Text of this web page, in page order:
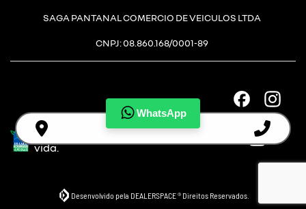
WhatsApp
SAGA PANTANAL COMERCIO DE VEICULOS LTDA
CNPJ: 08.860.168/0001-89
Desacelere. Seu bem maior é a
vida.
Desenvolvido pela DEALERSPACE ® Direitos Reservados.